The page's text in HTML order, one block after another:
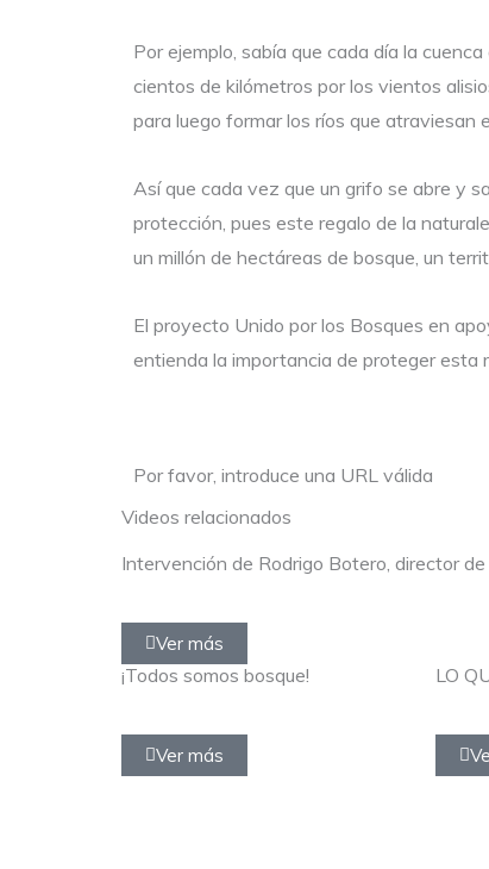
Por ejemplo, sabía que cada día la
cientos de kilómetros por los vientos
para luego formar los ríos que atraviesan
Así que cada vez que un grifo se abre y
protección, pues este regalo de la
un millón de hectáreas de bosque, un
El proyecto Unido por los Bosques en
entienda la importancia de proteger esta
Por favor, introduce una URL válida
Videos relacionados
Intervención de Rodrigo Botero, director
Ver más
¡Todos somos bosque!
Ver más
LO